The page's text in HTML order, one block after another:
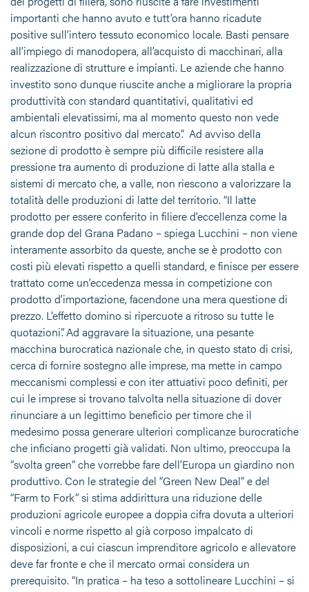
importanti che hanno avuto e tutt’ora hanno ricadute
positive sull’intero tessuto economico locale. Basti pensare
all’impiego di manodopera, all’acquisto di macchinari, alla
realizzazione di strutture e impianti. Le aziende che hanno
investito sono dunque riuscite anche a migliorare la propria
produttività con standard quantitativi, qualitativi ed
ambientali elevatissimi, ma al momento questo non vede
alcun riscontro positivo dal mercato”. Ad avviso della
sezione di prodotto è sempre più difficile resistere alla
pressione tra aumento di produzione di latte alla stalla e
sistemi di mercato che, a valle, non riescono a valorizzare la
totalità delle produzioni di latte del territorio. “Il latte
prodotto per essere conferito in filiere d’eccellenza come la
grande dop del Grana Padano – spiega Lucchini – non viene
interamente assorbito da queste, anche se è prodotto con
costi più elevati rispetto a quelli standard, e finisce per essere
trattato come un’eccedenza messa in competizione con
prodotto d’importazione, facendone una mera questione di
prezzo. L’effetto domino si ripercuote a ritroso su tutte le
quotazioni”. Ad aggravare la situazione, una pesante
macchina burocratica nazionale che, in questo stato di crisi,
cerca di fornire sostegno alle imprese, ma mette in campo
meccanismi complessi e con iter attuativi poco definiti, per
cui le imprese si trovano talvolta nella situazione di dover
rinunciare a un legittimo beneficio per timore che il
medesimo possa generare ulteriori complicanze burocratiche
che inficiano progetti già validati. Non ultimo, preoccupa la
“svolta green” che vorrebbe fare dell’Europa un giardino non
produttivo. Con le strategie del “Green New Deal” e del
“Farm to Fork” si stima addirittura una riduzione delle
produzioni agricole europee a doppia cifra dovuta a ulteriori
vincoli e norme rispetto al già corposo impalcato di
disposizioni, a cui ciascun imprenditore agricolo e allevatore
deve far fronte e che il mercato ormai considera un
prerequisito. “In pratica – ha teso a sottolineare Lucchini – si